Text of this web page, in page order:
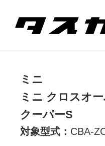
ミニ
ミニ クロスオ
クーパーS
対象型式： CBA-